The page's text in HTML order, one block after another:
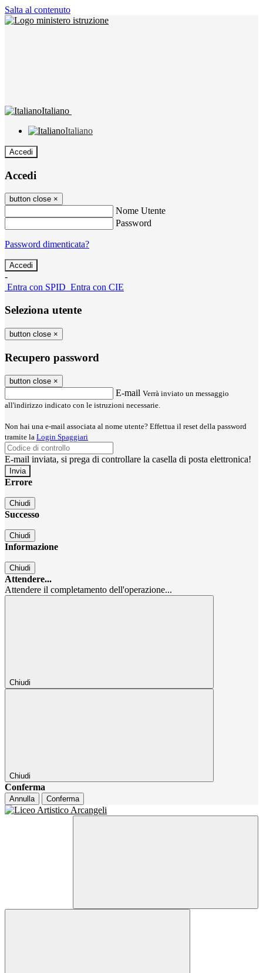
Salta al contenuto
Italiano
Italiano
Accedi
Accedi
button close ×
Nome Utente
Password
Password dimenticata?
-
Entra con SPID Entra con CIE
Seleziona utente
button close ×
Recupero password
button close ×
E-mail Verrà inviato un messaggio
all'indirizzo indicato con le istruzioni necessarie.
Non hai una e-mail associata al nome utente? Effettua il reset della password
tramite la Login Spaggiari
E-mail inviata, si prega di controllare la casella di posta elettronica!
Errore
Chiudi
Successo
Chiudi
Informazione
Chiudi
Attendere...
Attendere il completamento dell'operazione...
Chiudi
Chiudi
Conferma
Annulla Conferma